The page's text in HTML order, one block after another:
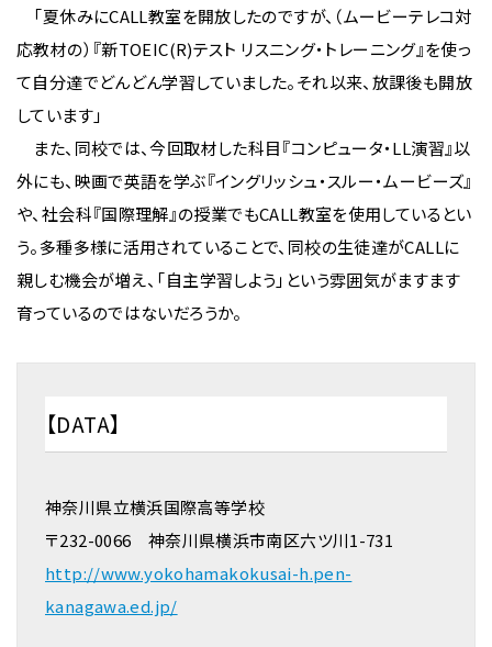
「夏休みにCALL教室を開放したのですが、（ムービーテレコ対
応教材の）『新TOEIC(R)テスト リスニング・トレーニング』を使っ
て自分達でどんどん学習していました。それ以来、放課後も開放
しています」
また、同校では、今回取材した科目『コンピュータ・LL演習』以
外にも、映画で英語を学ぶ『イングリッシュ・スルー・ムービーズ』
や、社会科『国際理解』の授業でもCALL教室を使用しているとい
う。多種多様に活用されていることで、同校の生徒達がCALLに
親しむ機会が増え、「自主学習しよう」という雰囲気がますます
育っているのではないだろうか。
【DATA】
神奈川県立横浜国際高等学校
〒232-0066 神奈川県横浜市南区六ツ川1-731
http://www.yokohamakokusai-h.pen-
kanagawa.ed.jp/